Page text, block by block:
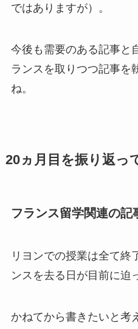
ではありますが）。
今後も需要のある記事と
ランスを取りつつ記事を
ね。
20ヵ月目を振り返っ
フランス留学関連の記
リヨンでの授業は全て終
ンスを去る日が目前に迫
かねてから書きたいと考